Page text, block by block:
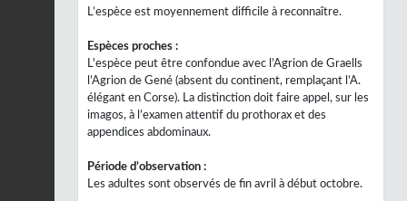
L’espèce est moyennement difficile à reconnaître.
Espèces proches :
L'espèce peut être confondue avec l’Agrion de Graells
l’Agrion de Gené (absent du continent, remplaçant l’A.
élégant en Corse). La distinction doit faire appel, sur les
imagos, à l’examen attentif du prothorax et des
appendices abdominaux.
Période d’observation :
Les adultes sont observés de fin avril à début octobre.